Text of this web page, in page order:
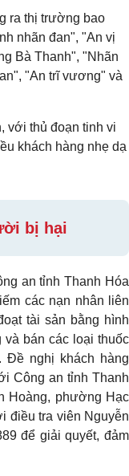
ra thị trường bao
nhãn đan", "An vị
Bà Thanh", "Nhãn
"An trĩ vương" và
với thủ đoạn tinh vi
khách hàng nhẹ dạ
bị hại
an tỉnh Thanh Hóa
các nạn nhân liên
tài sản bằng hình
và bán các loại thuốc
Đề nghị khách hàng
Công an tỉnh Thanh
Hoàng, phường Hạc
điều tra viên Nguyễn
để giải quyết, đảm